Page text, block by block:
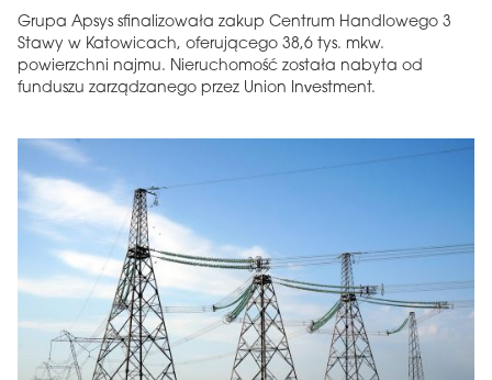
Grupa Apsys sfinalizowała zakup Centrum Handlowego 3
Stawy w Katowicach, oferującego 38,6 tys. mkw.
powierzchni najmu. Nieruchomość została nabyta od
funduszu zarządzanego przez Union Investment.